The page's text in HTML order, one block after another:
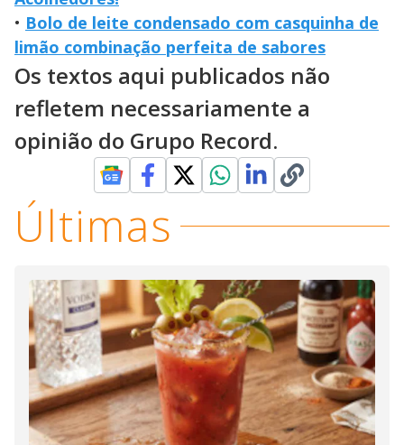
• Bolo de leite condensado com casquinha de
limão combinação perfeita de sabores
Os textos aqui publicados não
refletem necessariamente a
opinião do Grupo Record.
Últimas